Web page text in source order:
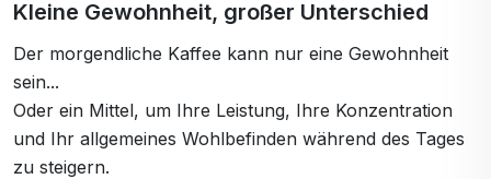
Kleine Gewohnheit, großer Unterschied
Der morgendliche Kaffee kann nur eine Gewohnheit
sein...
Oder ein Mittel, um Ihre Leistung, Ihre Konzentration
und Ihr allgemeines Wohlbefinden während des Tages
zu steigern.